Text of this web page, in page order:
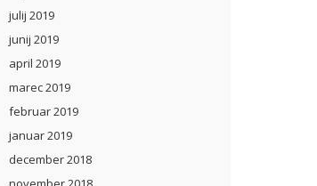
julij 2019
junij 2019
april 2019
marec 2019
februar 2019
januar 2019
december 2018